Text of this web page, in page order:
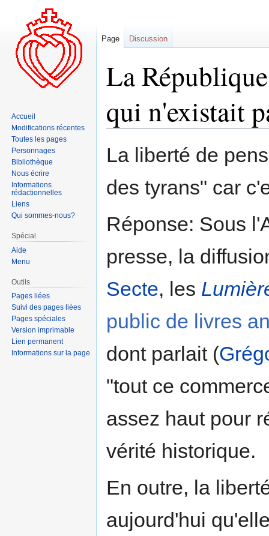
La
qui n'existait
à
navigation
à
recherche
La liberté de
des tyrans" car
Réponse: Sous
presse, la
Secte, les
public de livres
dont parlait (
"tout ce
assez haut pour
vérité historique.
En outre, la
aujourd'hui
Page Discussion
Accueil
Modifications récentes
Toutes les pages
Personnages
Bibliothèque
Nous écrire
Informations
rédactionnelles
Liens
Qui sommes-nous?
Spécial
Aide
Menu
Outils
Pages liées
Suivi des pages liées
Pages spéciales
Version imprimable
Lien permanent
Informations sur la page